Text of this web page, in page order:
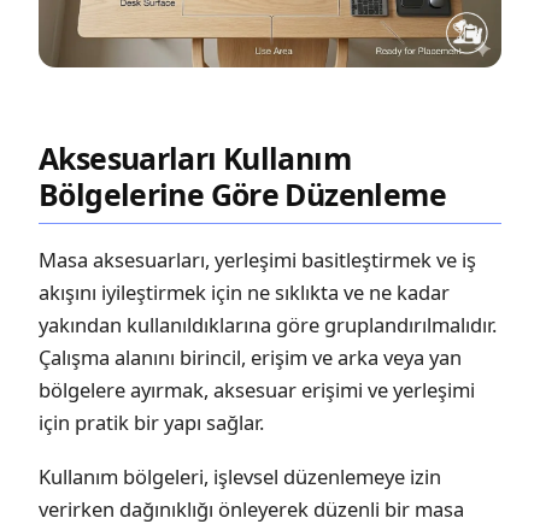
Aksesuarları Kullanım
Bölgelerine Göre Düzenleme
Masa aksesuarları, yerleşimi basitleştirmek ve iş
akışını iyileştirmek için ne sıklıkta ve ne kadar
yakından kullanıldıklarına göre gruplandırılmalıdır.
Çalışma alanını birincil, erişim ve arka veya yan
bölgelere ayırmak, aksesuar erişimi ve yerleşimi
için pratik bir yapı sağlar.
Kullanım bölgeleri, işlevsel düzenlemeye izin
verirken dağınıklığı önleyerek düzenli bir masa